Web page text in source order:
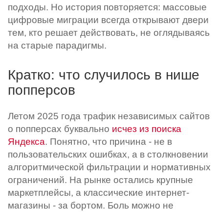
подходы. Но история повторяется: массовые
цифровые миграции всегда открывают двери
тем, кто решает действовать, не оглядываясь
на старые парадигмы.
Кратко: что случилось в нише
попперсов
Летом 2025 года трафик независимых сайтов
о попперсах буквально исчез из поиска
Яндекса. Понятно, что причина - не в
пользовательских ошибках, а в столкновении
алгоритмической фильтрации и нормативных
ограничений. На рынке остались крупные
маркетплейсы, а классические интернет-
магазины - за бортом. Боль можно не